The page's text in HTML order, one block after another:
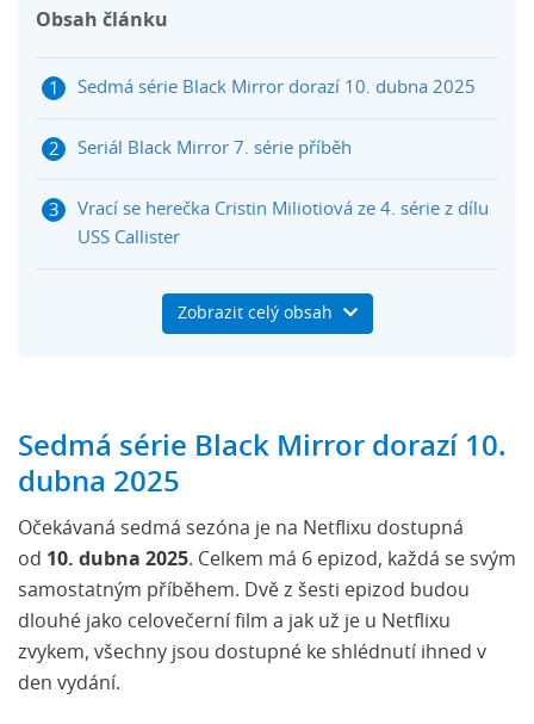
Obsah článku
Sedmá série Black Mirror dorazí 10. dubna 2025
Seriál Black Mirror 7. série příběh
Vrací se herečka Cristin Miliotiová ze 4. série z dílu
USS Callister
Black Mirror hodnocení 7. série
Zobrazit celý obsah
Sedmá série Black Mirror dorazí 10.
dubna 2025
Očekávaná sedmá sezóna je na Netflixu dostupná
od 10. dubna 2025. Celkem má 6 epizod, každá se svým
samostatným příběhem. Dvě z šesti epizod budou
dlouhé jako celovečerní film a jak už je u Netflixu
zvykem, všechny jsou dostupné ke shlédnutí ihned v
den vydání.